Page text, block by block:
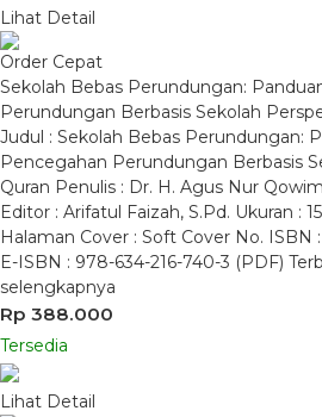
Lihat Detail
Order Cepat
Sekolah Bebas Perundungan:
Perundungan Berbasis Sekolah
Judul : Sekolah Bebas Perundungan:
Pencegahan Perundungan Berbasis
Quran Penulis : Dr. H. Agus Nur
Editor : Arifatul Faizah, S.Pd. Ukuran :
Halaman Cover : Soft Cover No. ISBN
E-ISBN : 978-634-216-740-3 (PDF)
selengkapnya
Rp 388.000
Tersedia
Lihat Detail